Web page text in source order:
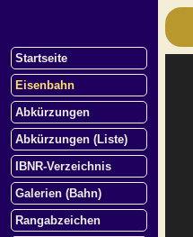
Startseite
Eisenbahn
Abkürzungen
Abkürzungen (Liste)
IBNR-Verzeichnis
Galerien (Bahn)
Rangabzeichen